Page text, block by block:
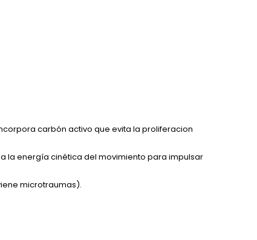
carbón activo que evita la proliferacion
la energía cinética del movimiento para impulsar
microtraumas).